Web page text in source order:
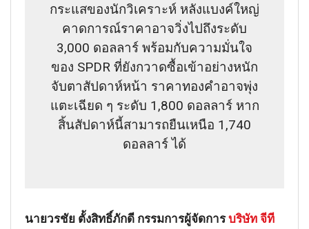
กระแสของนักวิเคราะห์ หลังแบงค์ใหญ่
คาดการณ์ราคาอาจวิ่งไปถึงระดับ
3,000 ดอลลาร์ พร้อมกับความมั่นใจ
ของ SPDR ที่ยังกวาดซื้อเข้าอย่างหนัก
จับตาสัปดาห์หน้า ราคาทองคำอาจพุ่ง
แตะเฉียด ๆ ระดับ 1,800 ดอลลาร์ หาก
สิ้นสัปดาห์นี้สามารถยืนเหนือ 1,740
ดอลลาร์ ได้
นายวรชัย ตั้งสิทธิ์ภักดี กรรมการผู้จัดการบริษัท จีที